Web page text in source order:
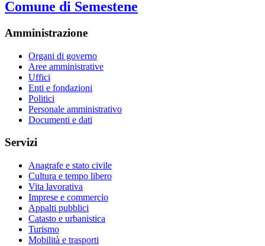
Comune di Semestene
Amministrazione
Organi di governo
Aree amministrative
Uffici
Enti e fondazioni
Politici
Personale amministrativo
Documenti e dati
Servizi
Anagrafe e stato civile
Cultura e tempo libero
Vita lavorativa
Imprese e commercio
Appalti pubblici
Catasto e urbanistica
Turismo
Mobilità e trasporti